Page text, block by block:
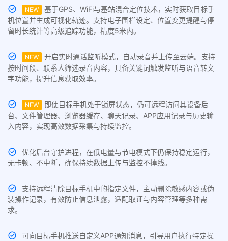
NEW
基于GPS、WiFi与基站混合定位技术，实时获取目标手
机位置并生成可视化轨迹。支持电子围栏设定、位置变更提醒与停
留时长统计等高级追踪功能，精度5米内。
NEW
开启实时通话监听模式，自动录音并上传至云端。支持
按时间段、联系人筛选录音内容，具备关键词触发监听与语音转文
字功能，提升信息获取效率。
NEW
即使目标手机处于锁屏状态，仍可远程访问其设备后
台、文件管理器、浏览器缓存、聊天记录、APP应用记录与历史输
入内容，实现高效数据采集与持续监控。
优化后台守护进程，在低电量与节电模式下仍保持稳定运行，
无卡顿、不中断，确保持续数据上传与监控不掉线。
支持远程清除目标手机中的指定文件，主动删除敏感内容或伪
装操作记录，有效防止信息泄露，适配取证与内容管理等多种需
求。
可向目标手机推送自定义APP通知消息，引导用户执行特定操